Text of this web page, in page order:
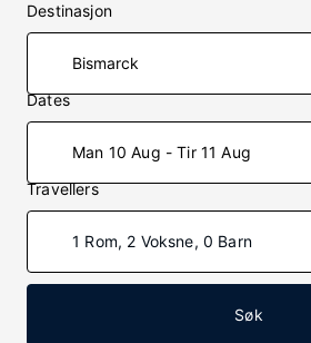
Destinasjon
Dates
Man 10 Aug - Tir 11 Aug
Travellers
1 Rom, 2 Voksne, 0 Barn
Søk